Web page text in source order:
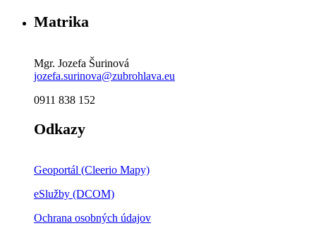
Matrika
Mgr. Jozefa Šurinová
jozefa.surinova@zubrohlava.eu
0911 838 152
Odkazy
Geoportál (Cleerio Mapy)
eSlužby (DCOM)
Ochrana osobných údajov